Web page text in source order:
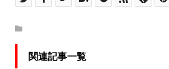
関連記事一覧